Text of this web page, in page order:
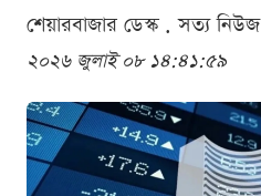
শেয়ারবাজার ডেস্ক . সত্য নিউজ
২০২৬ জুলাই ০৮ ১৪:৪১:৫৯